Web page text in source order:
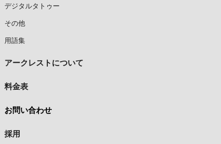
デジタルタトゥー
その他
用語集
アークレストについて
料金表
お問い合わせ
採用